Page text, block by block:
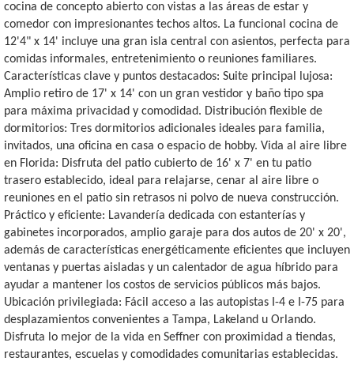
cocina de concepto abierto con vistas a las áreas de estar y
comedor con impresionantes techos altos. La funcional cocina de
12'4" x 14' incluye una gran isla central con asientos, perfecta para
comidas informales, entretenimiento o reuniones familiares.
Características clave y puntos destacados: Suite principal lujosa:
Amplio retiro de 17' x 14' con un gran vestidor y baño tipo spa
para máxima privacidad y comodidad. Distribución flexible de
dormitorios: Tres dormitorios adicionales ideales para familia,
invitados, una oficina en casa o espacio de hobby. Vida al aire libre
en Florida: Disfruta del patio cubierto de 16' x 7' en tu patio
trasero establecido, ideal para relajarse, cenar al aire libre o
reuniones en el patio sin retrasos ni polvo de nueva construcción.
Práctico y eficiente: Lavandería dedicada con estanterías y
gabinetes incorporados, amplio garaje para dos autos de 20' x 20',
además de características energéticamente eficientes que incluyen
ventanas y puertas aisladas y un calentador de agua híbrido para
ayudar a mantener los costos de servicios públicos más bajos.
Ubicación privilegiada: Fácil acceso a las autopistas I-4 e I-75 para
desplazamientos convenientes a Tampa, Lakeland u Orlando.
Disfruta lo mejor de la vida en Seffner con proximidad a tiendas,
restaurantes, escuelas y comodidades comunitarias establecidas.